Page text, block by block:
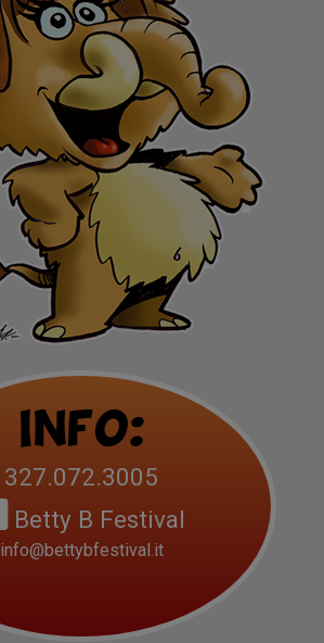
Info:
327.072.3005
Betty B Festival
info@bettybfestival.it